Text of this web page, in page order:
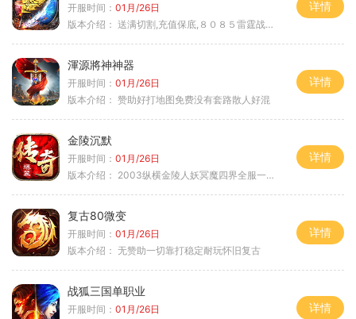
开服时间： 01月/26日
版本介绍： 送满切割,充值保底,８０８５雷霆战神微变
详情
渾源將神神器
开服时间： 01月/26日
版本介绍： 赞助好打地图免费没有套路散人好混
详情
金陵沉默
开服时间： 01月/26日
版本介绍： 2003纵横金陵人妖冥魔四界全服一切靠
详情
复古80微变
开服时间： 01月/26日
版本介绍： 无赞助一切靠打稳定耐玩怀旧复古
详情
战狐三国单职业
开服时间： 01月/26日
详情